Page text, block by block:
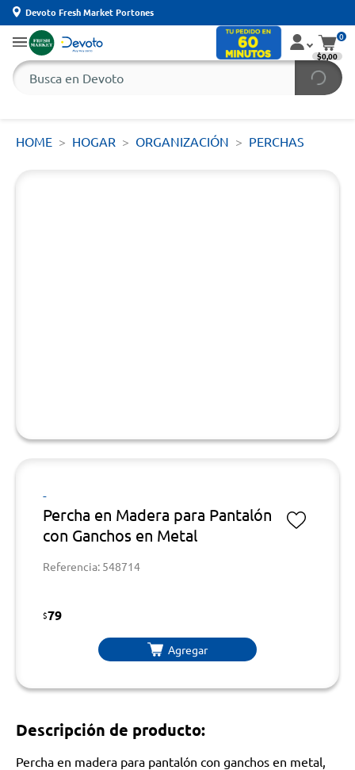
Devoto Fresh Market Portones
0
$0,00
HOME HOGAR ORGANIZACIÓN PERCHAS
-
Percha en Madera para Pantalón
con Ganchos en Metal
Referencia: 548714
$79
Agregar
Descripción de producto:
Percha en madera para pantalón con ganchos en metal,